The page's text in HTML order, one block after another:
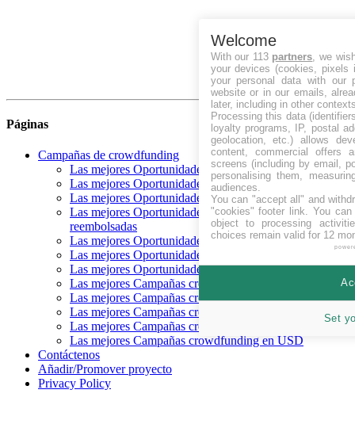
Páginas
Campañas de crowdfunding
Las mejores Oportunidades crowdfunding Recaudando
Las mejores Oportunidades crowdfunding próximas
Las mejores Oportunidades crowdfunding financiadas
Las mejores Oportunidades crowdfunding
reembolsadas
Las mejores Oportunidades crowdfunding Equity
Las mejores Oportunidades crowdfunding Deuda
Las mejores Oportunidades crowdfunding Recompensa
Las mejores Campañas crowdfunding en CHF
Las mejores Campañas crowdfunding en EUR
Las mejores Campañas crowdfunding en GBP
Las mejores Campañas crowdfunding en SEK
Las mejores Campañas crowdfunding en USD
Contáctenos
Añadir/Promover proyecto
Privacy Policy
Welcome
With our 113 partners, we
your devices (cookies, pixels
your personal data with our
website or in our emails,
later, including in other
Processing this data
loyalty programs, IP, postal
geolocation, etc.) allows
content, commercial offers
screens (including by email,
personalising them,
audiences.
You can "accept all" and
"cookies" footer link. You can
object to processing
choices remain valid for 12
Set